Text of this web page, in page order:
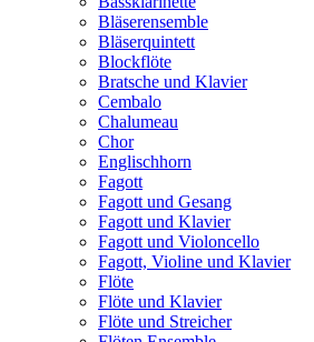
Bläserensemble
Bläserquintett
Blockflöte
Bratsche und Klavier
Cembalo
Chalumeau
Chor
Englischhorn
Fagott
Fagott und Gesang
Fagott und Klavier
Fagott und Violoncello
Fagott, Violine und Klavier
Flöte
Flöte und Klavier
Flöte und Streicher